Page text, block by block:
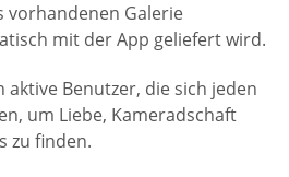
vorhandenen Galerie
mit der App geliefert wird.
aktive Benutzer, die sich jeden
um Liebe, Kameradschaft
zu finden.